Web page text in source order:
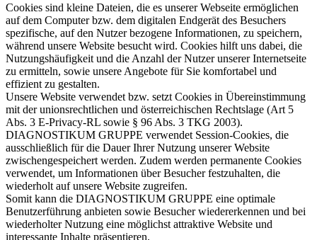
Cookies sind kleine Dateien, die es unserer Webseite ermöglichen
auf dem Computer bzw. dem digitalen Endgerät des Besuchers
spezifische, auf den Nutzer bezogene Informationen, zu speichern,
während unsere Website besucht wird. Cookies hilft uns dabei, die
Nutzungshäufigkeit und die Anzahl der Nutzer unserer Internetseite
zu ermitteln, sowie unsere Angebote für Sie komfortabel und
effizient zu gestalten.
Unsere Website verwendet bzw. setzt Cookies in Übereinstimmung
mit der unionsrechtlichen und österreichischen Rechtslage (Art 5
Abs. 3 E-Privacy-RL sowie § 96 Abs. 3 TKG 2003).
DIAGNOSTIKUM GRUPPE verwendet Session-Cookies, die
ausschließlich für die Dauer Ihrer Nutzung unserer Website
zwischengespeichert werden. Zudem werden permanente Cookies
verwendet, um Informationen über Besucher festzuhalten, die
wiederholt auf unsere Website zugreifen.
Somit kann die DIAGNOSTIKUM GRUPPE eine optimale
Benutzerführung anbieten sowie Besucher wiedererkennen und bei
wiederholter Nutzung eine möglichst attraktive Website und
interessante Inhalte präsentieren.